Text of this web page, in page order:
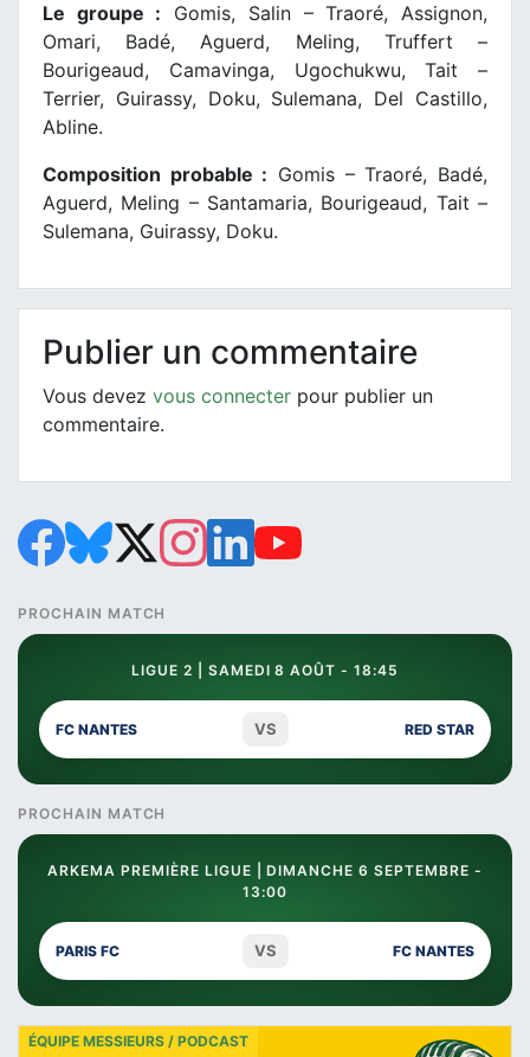
Le groupe : Gomis, Salin – Traoré, Assignon,
Omari, Badé, Aguerd, Meling, Truffert –
Bourigeaud, Camavinga, Ugochukwu, Tait –
Terrier, Guirassy, Doku, Sulemana, Del Castillo,
Abline.
Composition probable : Gomis – Traoré, Badé,
Aguerd, Meling – Santamaria, Bourigeaud, Tait –
Sulemana, Guirassy, Doku.
Publier un commentaire
Vous devez vous connecter pour publier un
commentaire.
PROCHAIN MATCH
LIGUE 2 | SAMEDI 8 AOÛT - 18:45
FC NANTES VS RED STAR
PROCHAIN MATCH
ARKEMA PREMIÈRE LIGUE | DIMANCHE 6 SEPTEMBRE -
13:00
PARIS FC VS FC NANTES
ÉQUIPE MESSIEURS / PODCAST